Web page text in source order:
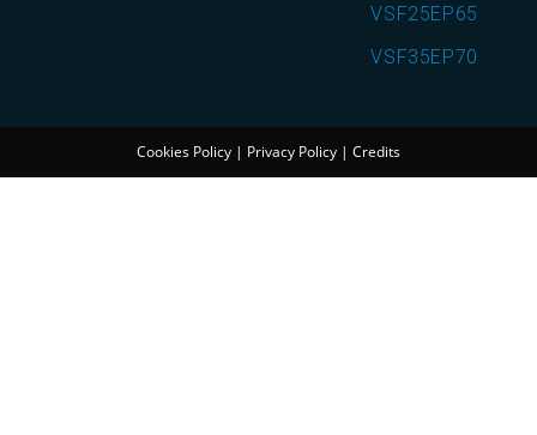
VSF25EP65
VSF35EP70
Cookies Policy | Privacy Policy | Credits